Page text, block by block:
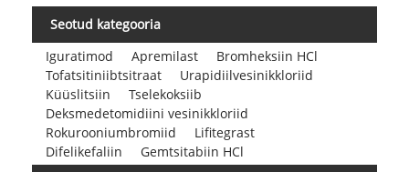
Seotud kategooria
Iguratimod
Apremilast
Bromheksiin HCl
Tofatsitiniibtsitraat
Urapidiilvesinikkloriid
Küüslitsiin
Tselekoksiib
Deksmedetomidiini vesinikkloriid
Rokurooniumbromiid
Lifitegrast
Difelikefaliin
Gemtsitabiin HCl